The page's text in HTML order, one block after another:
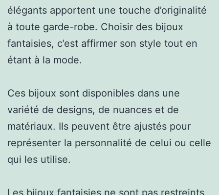
élégants apportent une touche d’originalité
à toute garde-robe. Choisir des bijoux
fantaisies, c’est affirmer son style tout en
étant à la mode.
Ces bijoux sont disponibles dans une
variété de designs, de nuances et de
matériaux. Ils peuvent être ajustés pour
représenter la personnalité de celui ou celle
qui les utilise.
Les bijoux fantaisies ne sont pas restreints